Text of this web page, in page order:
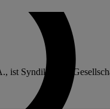
ist Syndikus der